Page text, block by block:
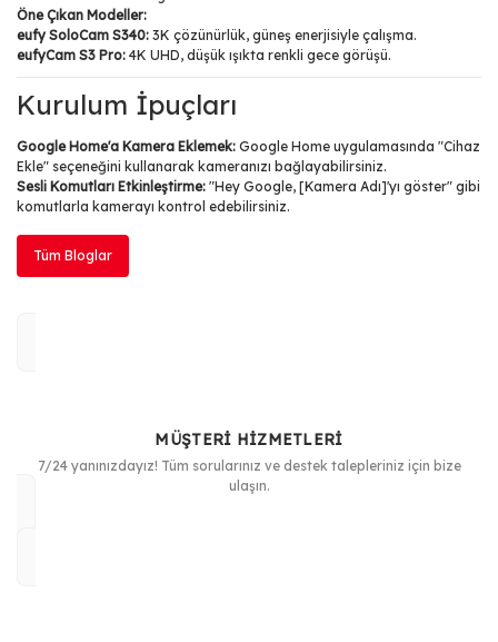
Öne Çıkan Modeller:
eufy SoloCam S340: 3K çözünürlük, güneş enerjisiyle çalışma.
eufyCam S3 Pro: 4K UHD, düşük ışıkta renkli gece görüşü.
Kurulum İpuçları
Google Home'a Kamera Eklemek: Google Home uygulamasında "Cihaz
Ekle" seçeneğini kullanarak kameranızı bağlayabilirsiniz.
Sesli Komutları Etkinleştirme: "Hey Google, [Kamera Adı]'yı göster" gibi
komutlarla kamerayı kontrol edebilirsiniz.
Tüm Bloglar
MÜŞTERİ HİZMETLERİ
7/24 yanınızdayız! Tüm sorularınız ve destek talepleriniz için bize
ulaşın.